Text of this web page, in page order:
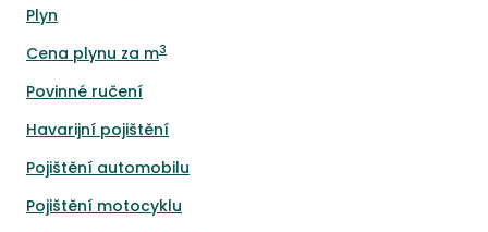
Plyn
Cena plynu za m3
Povinné ručení
Havarijní pojištění
Pojištění automobilu
Pojištění motocyklu